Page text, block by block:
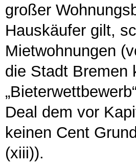
großer
Hauskäufer gilt,
Mietwohnungen
die Stadt Bremen
Deal dem vor
keinen Cent
(xiii)).